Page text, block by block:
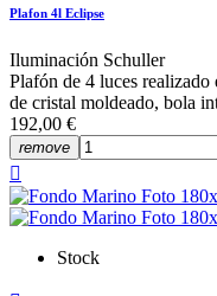
Plafon 4l Eclipse
Iluminación Schuller
Plafón de 4 luces
de cristal moldeado, bola
192,00 €
remove

Stock